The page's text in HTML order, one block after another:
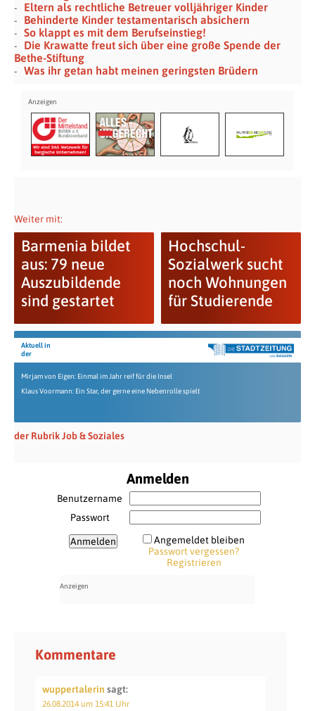
Eltern als rechtliche Betreuer volljähriger Kinder
Behinderte Kinder testamentarisch absichern
So klappt es mit dem Berufseinstieg!
Die Krawatte freut sich über eine große Spende der
Bethe-Stiftung
Was ihr getan habt meinen geringsten Brüdern
Weiter mit:
Barmenia bildet
aus: 79 neue
Auszubildende
sind gestartet
Hochschul-
Sozialwerk sucht
noch Wohnungen
für Studierende
Aktuell in
der
Mirjam von Eigen: Einmal im Jahr reif für die Insel
Klaus Voormann: Ein Star, der gerne eine Nebenrolle spielt
der Rubrik Job & Soziales
Anmelden
Benutzername
Passwort
Angemeldet bleiben
Passwort vergessen?
Registrieren
Kommentare
wuppertalerin sagt:
26.08.2014 um 15:41 Uhr